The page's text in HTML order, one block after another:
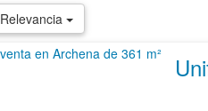
Relevancia